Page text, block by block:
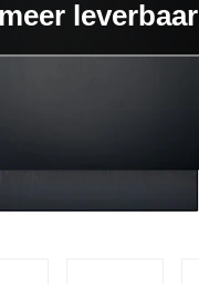
leverbaar